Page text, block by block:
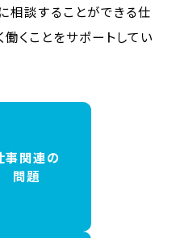
相談することができる仕
くことをサポートしてい
事関連の
問題